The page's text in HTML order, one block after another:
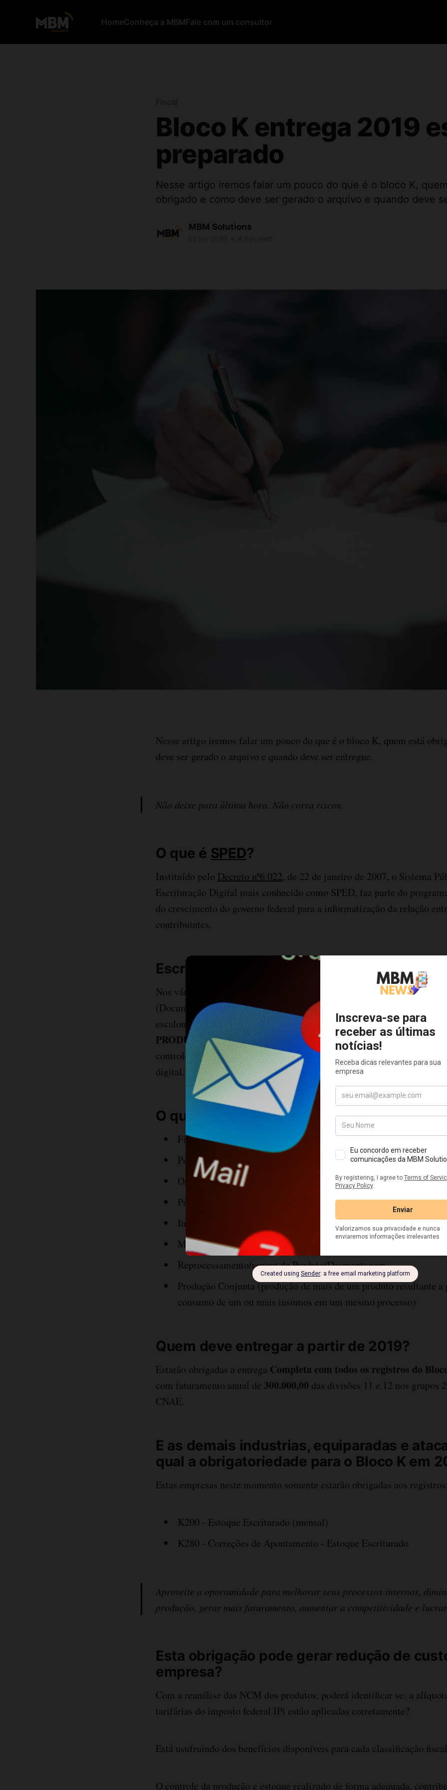
HomeConheça a MBMFale com um consultor
Bloco K entrega 2019
preparado
Nesse artigo iremos falar um pouco do que é o bloco K,
obrigado e como deve ser gerado o arquivo e quando deve
MBM Solutions
Nesse artigo iremos falar um pouco do que é o bloco K, quem está
deve ser gerado o arquivo e quando deve ser entregue.
Não deixe para última hora. Não corra riscos.
O que é SPED?
Instituído pelo Decreto nº6.022, de 22 de janeiro de 2007, o Sistema
Escrituração Digital mais conhecido como SPED, faz parte do
do crescimento do governo federal para a informatização da relação
contribuintes.
Escrituração fiscal digital EFD ICMS IPI
Nos vários blocos de registros e campos do SPED Fiscal já exigidos
(Documentos entradas e saídas apuração do ICMS e IPI, CIAP,
escalonadamente passa a ser obrigatório o
Bloco K- paraCONTROLE
PRODUÇÃO E DO ESTOQUE, substituindo a forma de emissão do
controle da produção e do estoque de manual/processamento de dados
digital.
O que declarar no Bloco K do EFD ICMS/IPI?
Ficha técnica dos produtos (Receita do bolo);
Perdas do processo de produção (Percentuais por unidade
Ordem de produção (início, fim e quantidade acabada);
Produtos finalizados (inclusive os terceirizados);
Insumos utilizados/consumidos (quantidade utilizada em cada
Movimentação Interna de mercadorias (ex. Não conformidade);
Reprocessamento/reparo de Produto/Desmontagem
Produção Conjunta (produção de mais de um produto resultante
consumo de um ou mais insumos em um mesmo processo)
Quem deve entregar a partir de 2019?
Estarão obrigadas a entrega Completa com todos os registros do
com faturamento anual de 300.000,00 das divisões 11 e 12 nos grupos
CNAE.
E as demais industrias, equiparadas e
qual a obrigatoriedade para o Bloco K em
Estas empresas neste momento somente estarão obrigadas aos registros:
K200 - Estoque Escriturado (mensal)
K280 - Correções de Apontamento - Estoque Escriturado
Aproveite a oportunidade para melhorar seus processos internos,
produção, gerar mais faturamento, aumentar a competitividade e
Esta obrigação pode gerar redução de
empresa?
Com a reanálise das NCM dos produtos, poderá identificar se: a
tarifárias do imposto federal IPi estão aplicadas corretamente?
Está usufruindo dos benefícios disponíveis para cada classificação
O controle da produção e estoque realizado de forma adequada,